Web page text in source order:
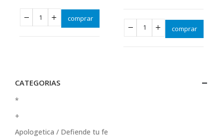
comprar
comprar
CATEGORIAS
*
+
Apologetica / Defiende tu fe